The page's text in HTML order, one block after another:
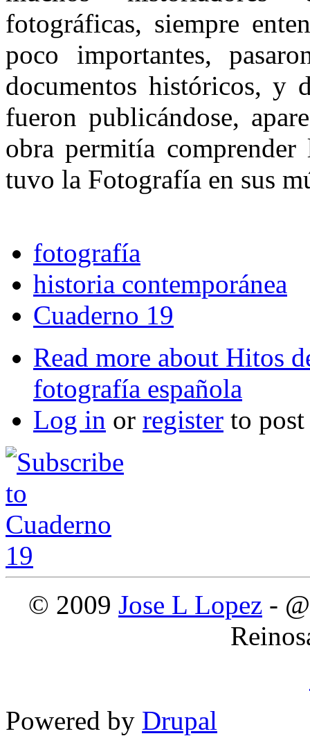
fotográficas, siempre
poco importantes,
documentos históricos, y
fueron publicándose,
obra permitía
tuvo la Fotografía en sus
fotografía
historia contemporánea
Cuaderno 19
Read more about Hitos
fotografía española
Log in or register to
© 2009 Jose L Lopez -
Powered by Drupal